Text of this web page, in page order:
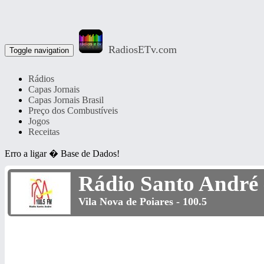
Toggle navigation RadiosETv.com
Rádios
Capas Jornais
Capas Jornais Brasil
Preço dos Combustíveis
Jogos
Receitas
Erro a ligar � Base de Dados!
Rádio Santo André
Vila Nova de Poiares - 100.5